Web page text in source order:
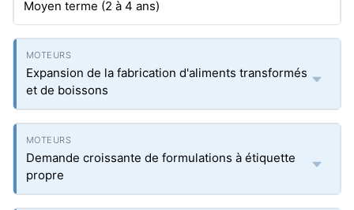
Moyen terme (2 à 4 ans)
Expansion de la fabrication d'aliments transformés
et de boissons
Demande croissante de formulations à étiquette
propre